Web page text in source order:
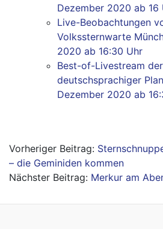
Dezember 2020 ab 16
Live-Beobachtungen
Volkssternwarte
2020 ab 16:30 Uhr
Best-of-Livestream
deutschsprachiger
Dezember 2020 ab
Beitragsnavigation
– die Geminiden kommen
Merkur am